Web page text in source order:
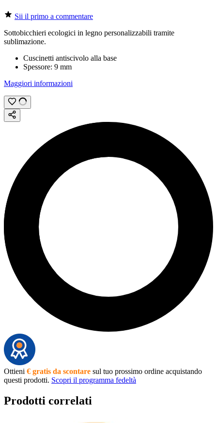
Sii il primo a commentare
Sottobicchieri ecologici in legno personalizzabili tramite
sublimazione.
Cuscinetti antiscivolo alla base
Spessore: 9 mm
Maggiori informazioni
Ottieni € gratis da scontare sul tuo prossimo ordine acquistando
questi prodotti. Scopri il programma fedeltà
Prodotti correlati